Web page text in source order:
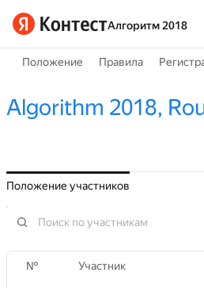
Алгоритм 2018
Положение Правила
Algorithm 2018,
Положение участников
№ Участник